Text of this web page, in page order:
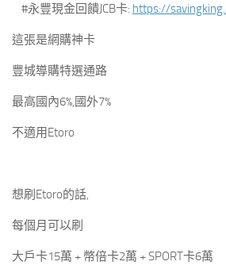
#永豐現金回饋JCB卡: https://
這張是網購神卡
豐城導購特選通路
最高國內6%,國外7%
不適用Etoro
想刷Etoro的話,
每個月可以刷
大戶卡15萬 + 幣倍卡2萬 + SPORT卡6萬